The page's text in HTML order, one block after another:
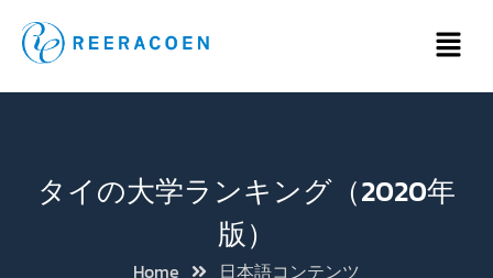
タイの大学ランキング（2020年
版）
Home 日本語コンテンツ